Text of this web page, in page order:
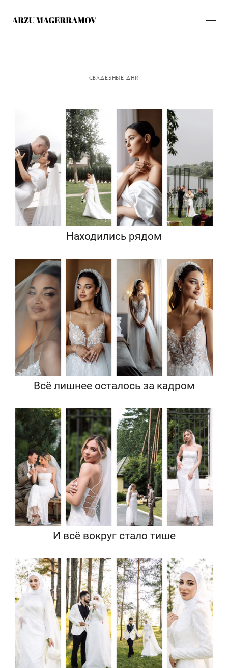
СВАДЕБНЫЕ ДНИ
Находились рядом
Всё лишнее осталось за кадром
И всё вокруг стало тише